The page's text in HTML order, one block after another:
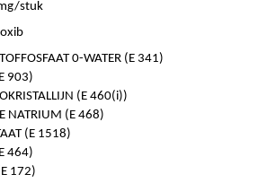
stuk
0-WATER (E 341)
903)
(E 460(i))
NATRIUM (E 468)
(E 1518)
464)
172)